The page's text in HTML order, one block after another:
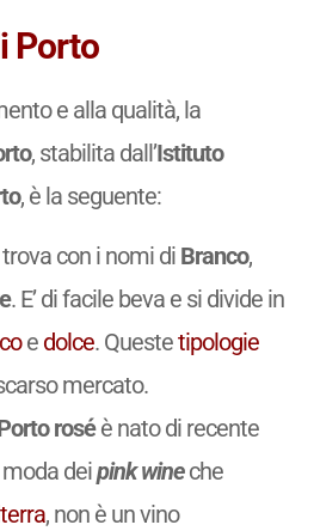
Porto
e alla qualità, la
, stabilita dall’Istituto
, è la seguente:
trova con i nomi di Branco,
. E’ di facile beva e si divide in
e dolce. Questetipologie
mercato.
roséè nato di recente
deipink wineche
, non è un vino